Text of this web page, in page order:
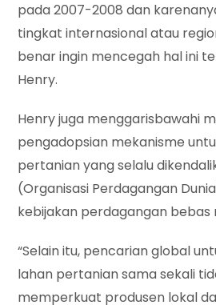
pada 2007-2008 dan
tingkat internasional atau
benar ingin mencegah hal ini
Henry.
Henry juga menggarisbawahi
pengadopsian mekanisme
pertanian yang selalu
(Organisasi Perdagangan
kebijakan perdagangan bebas
“Selain itu, pencarian global
lahan pertanian sama sekali
memperkuat produsen lokal